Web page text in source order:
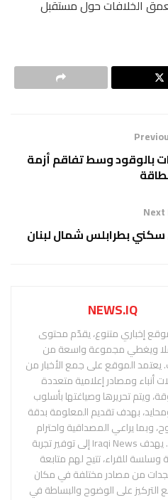
الخلافات حول مستقبل
بالوقود وسط تفاقم أزمة
NEWS.IQ
إخباري متنوع، يقدّم محتوى
ويغطي مجموعة واسعة من
يعتمد الموقع على جمع الأخبار من
أنباء ومصادر إعلامية متعددة
ويتم تحريرها وصياغتها بأسلوب
بهدف تقديم المعلومة بدقة
وبما يراعي المصداقية واحترام
القارئ. يهدف Iraqi News إلى توفير تجربة
للقراء، تتيح لهم متابعة
من مصادر مختلفة في مكان
التركيز على الوضوح والبساطة في